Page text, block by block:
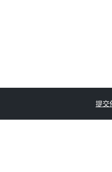
提交